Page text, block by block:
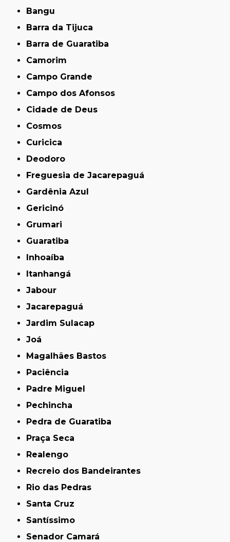
Bangu
Barra da Tijuca
Barra de Guaratiba
Camorim
Campo Grande
Campo dos Afonsos
Cidade de Deus
Cosmos
Curicica
Deodoro
Freguesia de Jacarepaguá
Gardênia Azul
Gericinó
Grumari
Guaratiba
Inhoaíba
Itanhangá
Jabour
Jacarepaguá
Jardim Sulacap
Joá
Magalhães Bastos
Paciência
Padre Miguel
Pechincha
Pedra de Guaratiba
Praça Seca
Realengo
Recreio dos Bandeirantes
Rio das Pedras
Santa Cruz
Santíssimo
Senador Camará